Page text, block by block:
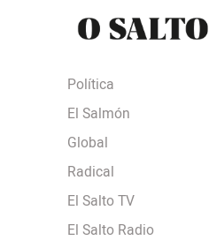
Política
El Salmón
Global
Radical
El Salto TV
El Salto Radio